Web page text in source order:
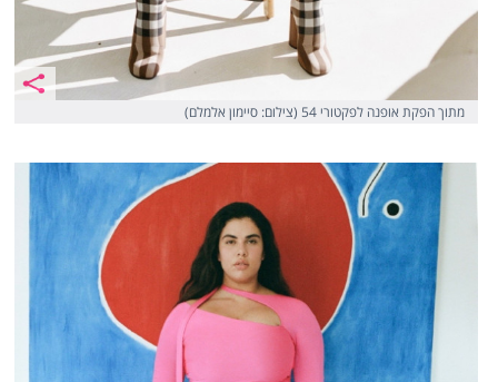
מתוך הפקת אופנה לפקטורי 54 (צילום: סיימון אלמלם)